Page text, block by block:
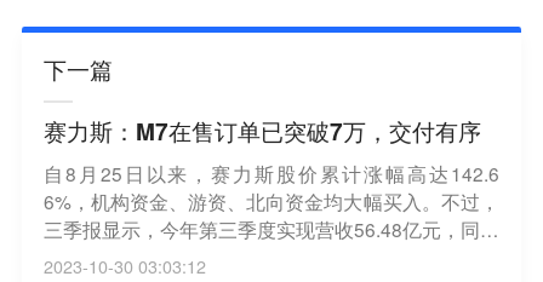
下一篇
赛力斯：M7在售订单已突破7万，交付有序
自8月25日以来，赛力斯股价累计涨幅高达142.6
6%，机构资金、游资、北向资金均大幅买入。不过，
三季报显示，今年第三季度实现营收56.48亿元，同比
下滑47.25%，当季净亏损9.5亿元，同比基本持平；
2023-10-30 03:03:12